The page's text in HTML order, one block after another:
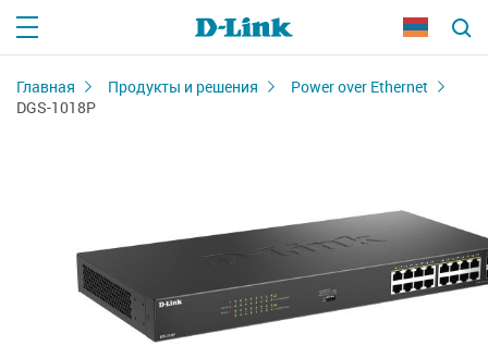
Главная Продукты и решения
Power over Ethernet
DGS-1018P